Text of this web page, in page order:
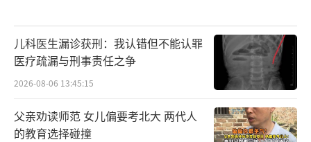
儿科医生漏诊获刑：我认错但不能认罪
医疗疏漏与刑事责任之争
2026-08-06 13:45:15
父亲劝读师范 女儿偏要考北大 两代人
的教育选择碰撞